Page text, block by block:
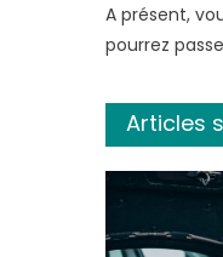
A présent,
pourrez
Articles